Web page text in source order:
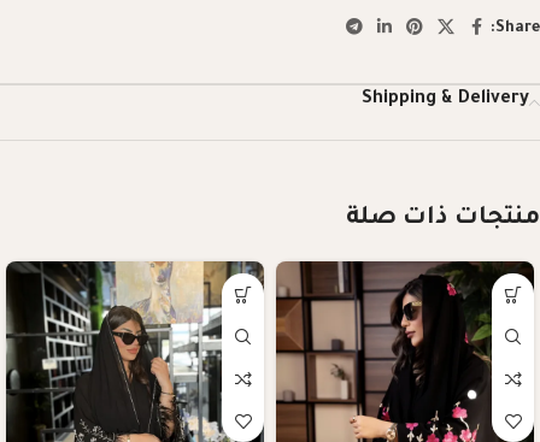
Share:
Shipping & Delivery
منتجات ذات صلة